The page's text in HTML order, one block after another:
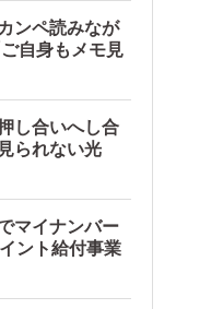
ンペ読みなが
自身もメモ見
し合いへし合
られない光
マイナンバー
ント給付事業